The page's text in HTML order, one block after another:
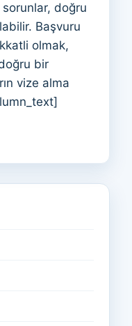
sorunlar, doğru
Başvuru
olmak,
bir
vize alma